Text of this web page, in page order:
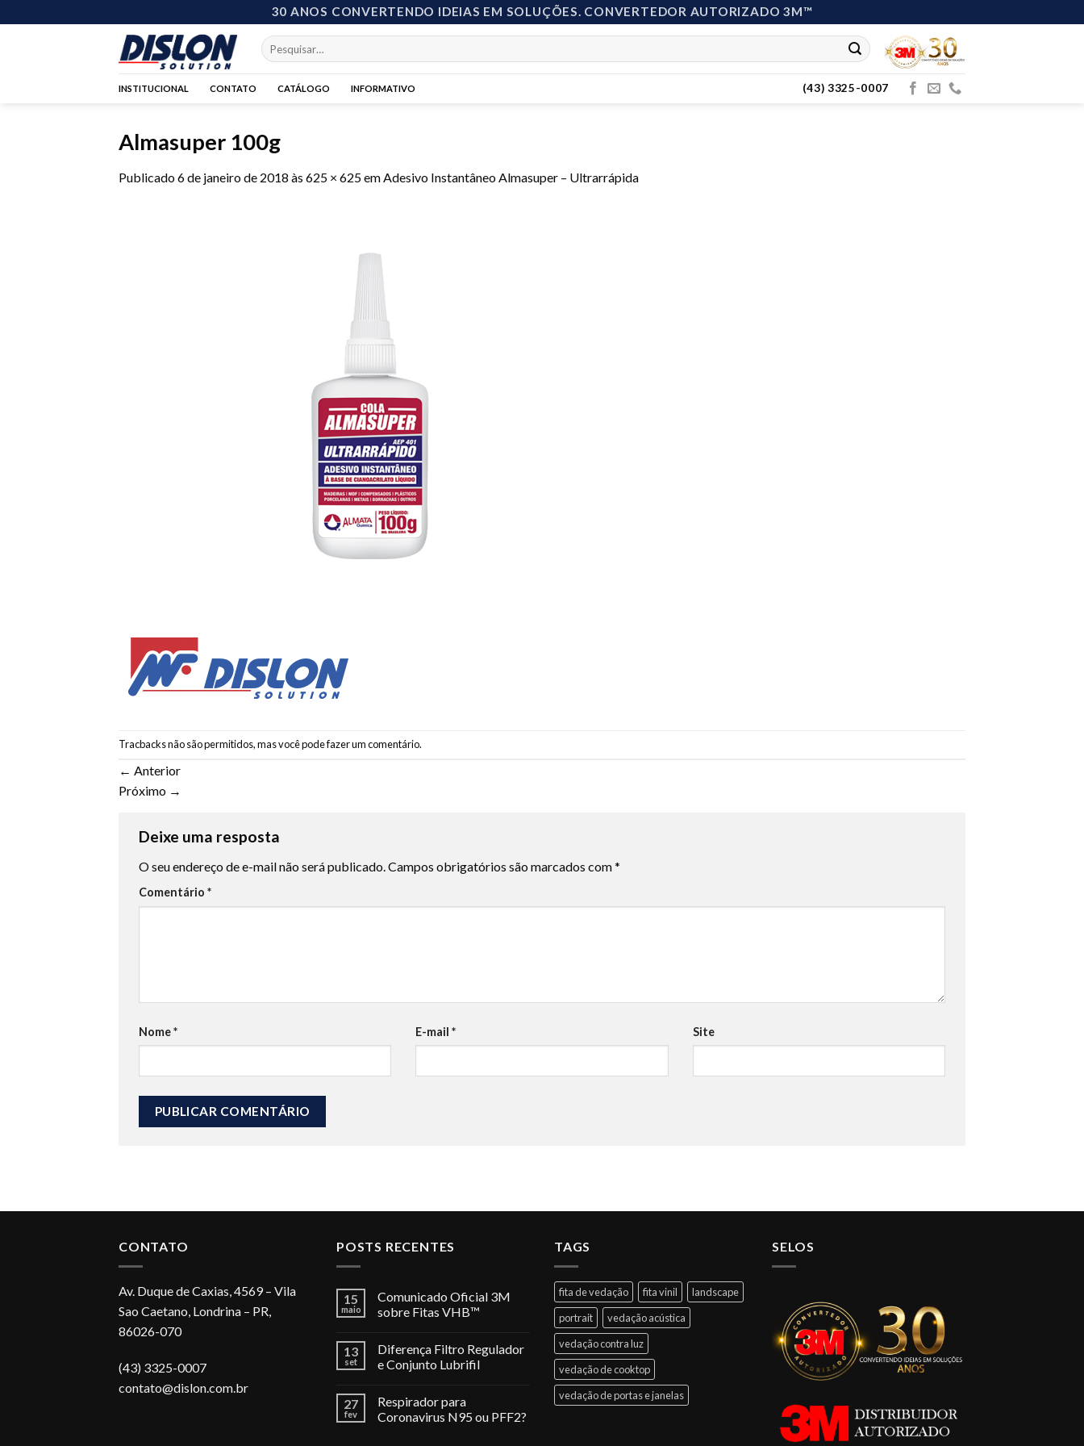
to
30 ANOS CONVERTENDO IDEIAS EM SOLUÇÕES. CONVERTEDOR AUTORIZADO 3M™
Pesquisar
por:
INSTITUCIONAL CONTATO CATÁLOGO INFORMATIVO (43) 3325-0007
Almasuper 100g
Publicado6 de janeiro de 2018 às 625 × 625em Adesivo Instantâneo Almasuper – Ultrarrápida
Tracbacks não são permitidos, mas você podefazer um comentário.
← Anterior
Próximo →
Deixe uma resposta
O seu endereço de e-mail não será publicado.Campos obrigatórios são marcados com*
Comentário *
Nome* E-mail* Site
CONTATO
Av. Duque de Caxias, 4569 – Vila
Sao Caetano, Londrina – PR,
86026-070
(43) 3325-0007
contato@dislon.com.br
POSTS RECENTES
15
maio
Comunicado Oficial 3M
sobre Fitas VHB™
13
set
Diferença Filtro Regulador
e Conjunto Lubrifil
27
fev
Respirador para
Coronavirus N95 ou PFF2?
TAGS
fita de vedação fita vinil
landscape
portrait
vedação acústica
vedação contra luz
vedação de cooktop
vedação de portas e janelas
SELOS